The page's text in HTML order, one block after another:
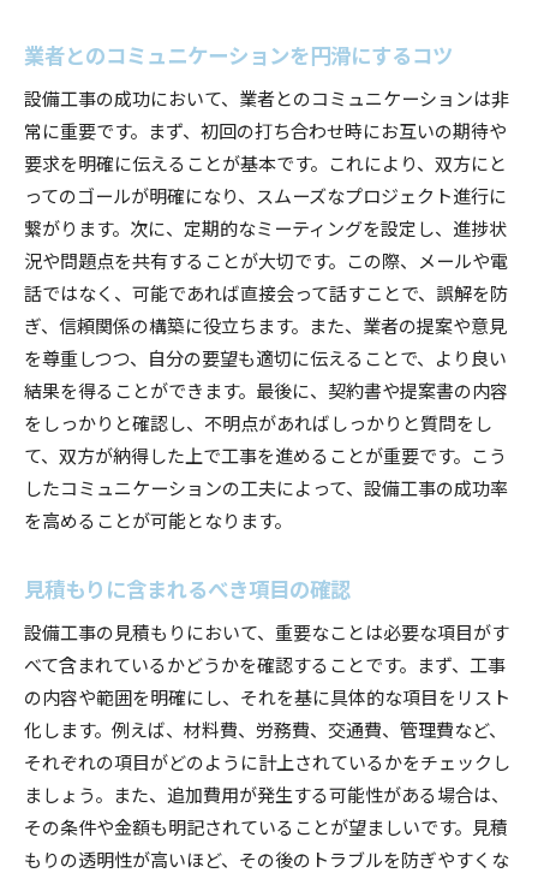
業者とのコミュニケーションを円滑にするコツ
設備工事の成功において、業者とのコミュニケーションは非
常に重要です。まず、初回の打ち合わせ時にお互いの期待や
要求を明確に伝えることが基本です。これにより、双方にと
ってのゴールが明確になり、スムーズなプロジェクト進行に
繋がります。次に、定期的なミーティングを設定し、進捗状
況や問題点を共有することが大切です。この際、メールや電
話ではなく、可能であれば直接会って話すことで、誤解を防
ぎ、信頼関係の構築に役立ちます。また、業者の提案や意見
を尊重しつつ、自分の要望も適切に伝えることで、より良い
結果を得ることができます。最後に、契約書や提案書の内容
をしっかりと確認し、不明点があればしっかりと質問をし
て、双方が納得した上で工事を進めることが重要です。こう
したコミュニケーションの工夫によって、設備工事の成功率
を高めることが可能となります。
見積もりに含まれるべき項目の確認
設備工事の見積もりにおいて、重要なことは必要な項目がす
べて含まれているかどうかを確認することです。まず、工事
の内容や範囲を明確にし、それを基に具体的な項目をリスト
化します。例えば、材料費、労務費、交通費、管理費など、
それぞれの項目がどのように計上されているかをチェックし
ましょう。また、追加費用が発生する可能性がある場合は、
その条件や金額も明記されていることが望ましいです。見積
もりの透明性が高いほど、その後のトラブルを防ぎやすくな